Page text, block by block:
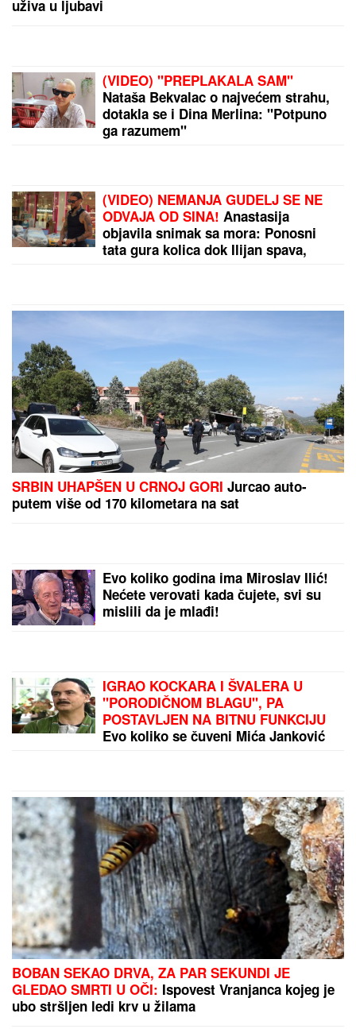
ROĐENDANUBivši dečko Jovane
Jeremić srećniji nego ikada, zgodna
plavuša rekla "da"
UHAPŠEN VOZAČ KAMIONA KOJI JE POKOSIO
DUBROVNIKU, TU JE I NORA!Evo
šta joj ćerka non-stop govori -
otvoreno o suđenju s Asminom:
"Stanija je budaletina" (VIDEO)